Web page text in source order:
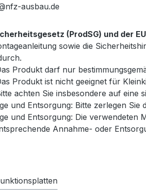
ausbau.de
(ProdSG) und der
sowie die
Produkt darf nur
Produkt ist nicht geeignet für
achten Sie insbesondere auf eine
und Entsorgung: Bitte zerlegen
und Entsorgung: Die
Annahme- oder